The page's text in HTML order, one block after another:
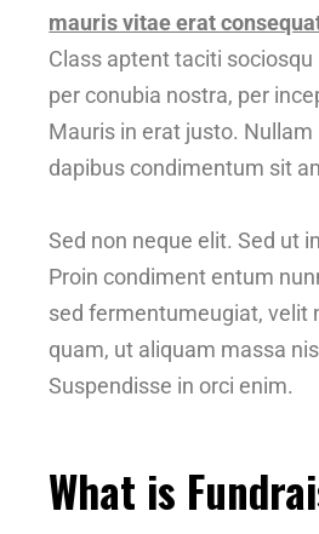
mauris vitae erat
Class aptent taciti
per conubia nostra, per
Mauris in erat justo. Nullam
dapibus condimentum sit
Sed non neque elit. Sed ut
Proin condiment entum
sed fermentumeugiat, velit
quam, ut aliquam massa
Suspendisse in orci enim.
What is